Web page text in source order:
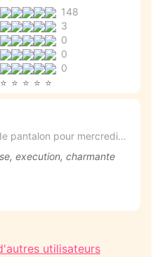
148
3
0
0
0
pantalon pour mercredi
execution, charmante
utilisateurs